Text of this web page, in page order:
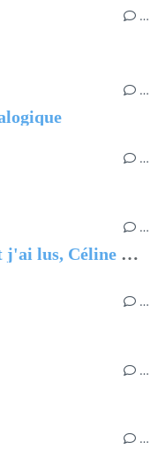
…
…
…
…
Des beaux jours qu'à ton front j'ai lus, Céline Lapertot
…
…
…